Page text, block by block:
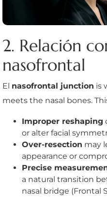
2. Relación
nasofrontal
El nasofrontal junction is
meets the nasal bones.
Improper reshaping
or alter facial
Over-resection may
appearance or
Precise
a natural transition
nasal bridge (Frontal